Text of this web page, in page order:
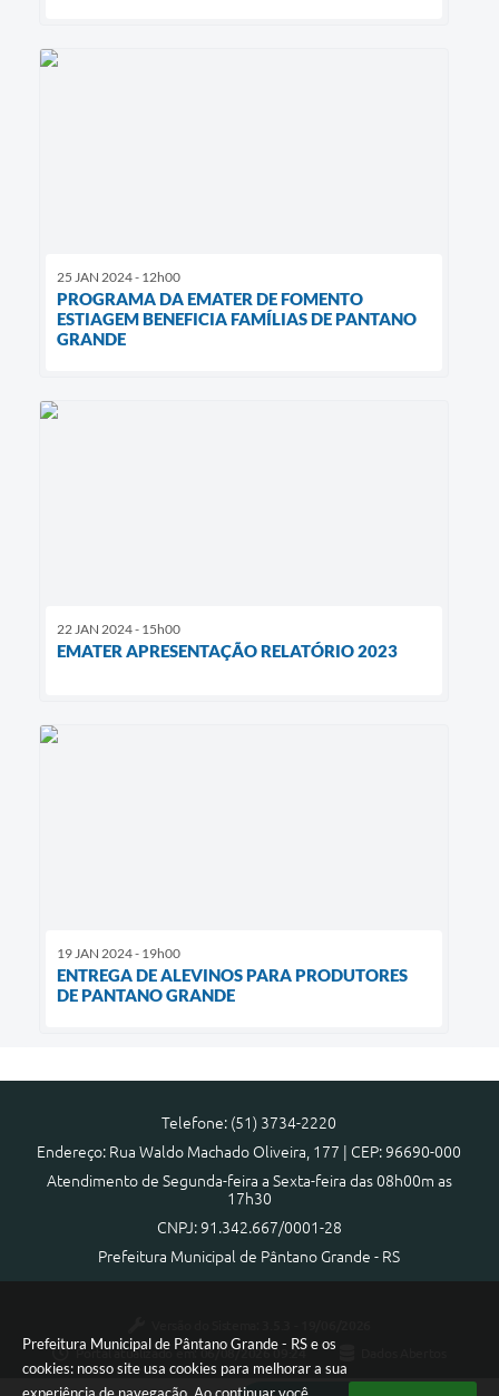
Prefeitura Municipal de Pântano Grande - RS e os
cookies: nosso site usa cookies para melhorar a sua
25 JAN 2024 - 12h00
PROGRAMA DA EMATER DE FOMENTO
ESTIAGEM BENEFICIA FAMÍLIAS DE PANTANO
GRANDE
22 JAN 2024 - 15h00
EMATER APRESENTAÇÃO RELATÓRIO 2023
19 JAN 2024 - 19h00
ENTREGA DE ALEVINOS PARA PRODUTORES
DE PANTANO GRANDE
Telefone: (51) 3734-2220
Endereço: Rua Waldo Machado Oliveira, 177 | CEP: 96690-000
Atendimento de Segunda-feira a Sexta-feira das 08h00m as
17h30
CNPJ: 91.342.667/0001-28
Prefeitura Municipal de Pântano Grande - RS
Portal atualizado em:06/08/2026 09:24